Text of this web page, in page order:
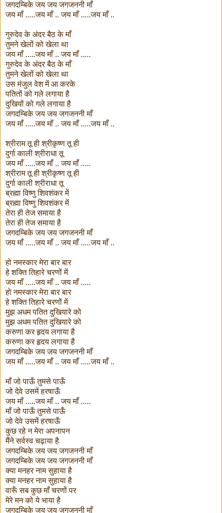
जगदम्बिके जय जय जगजननी माँ
जय माँ .....जय माँ .. जय माँ .....जय माँ ..
गुरुदेव के अंदर बैठ के माँ
तुमने खेलों को खेला था
जय माँ .....जय माँ .. जय माँ .....
गुरुदेव के अंदर बैठ के माँ
तुमने खेलों को खेला था
उस मंजुल वेश में आ करके
पतितों को गले लगाया है
दुखियों को गले लगाया है
जगदम्बिके जय जय जगजननी माँ
जय माँ .....जय माँ .. जय माँ .....जय माँ ..
श्रीराम तू ही श्रीकृष्ण तू ही
दुर्गा काली श्रीराधा तू
जय माँ .....जय माँ .. जय माँ .....
श्रीराम तू ही श्रीकृष्ण तू ही
दुर्गा काली श्रीराधा तू
ब्रह्मा विष्णु शिवशंकर में
ब्रह्मा विष्णु शिवशंकर में
तेरा ही तेज समाया है
तेरा ही तेज समाया है
जगदम्बिके जय जय जगजननी माँ
जय माँ .....जय माँ .. जय माँ .....जय माँ ..
हो नमस्कार मेरा बार बार
हे शक्ति तिहारे चरणों में
जय माँ .....जय माँ .. जय माँ .....
हो नमस्कार मेरा बार बार
हे शक्ति तिहारे चरणों में
मुझ अधम पतित दुखियारे को
मुझ अधम पतित दुखियारे को
करुणा कर हृदय लगाया है
करुणा कर हृदय लगाया है
जगदम्बिके जय जय जगजननी माँ
जय माँ .....जय माँ .. जय माँ .....जय माँ ..
माँ जो पाऊँ तुमसे पाऊँ
जो देवे उसमें हरषाऊँ
जय माँ .....जय माँ .. जय माँ .....
माँ जो पाऊँ तुमसे पाऊँ
जो देवे उसमें हरषाऊँ
कुछ रहे न मेरा अपनापन
मैंने सर्वस्व चढ़ाया है
जगदम्बिके जय जय जगजननी माँ
जगदम्बिके जय जय जगजननी माँ
क्या मनहर नाम सुहाया है
क्या मनहर नाम सुहाया है
वारूँ सब कुछ माँ चरणों पर
मेरे मन को ये भाया है
जगदम्बिके जय जय जगजननी माँ